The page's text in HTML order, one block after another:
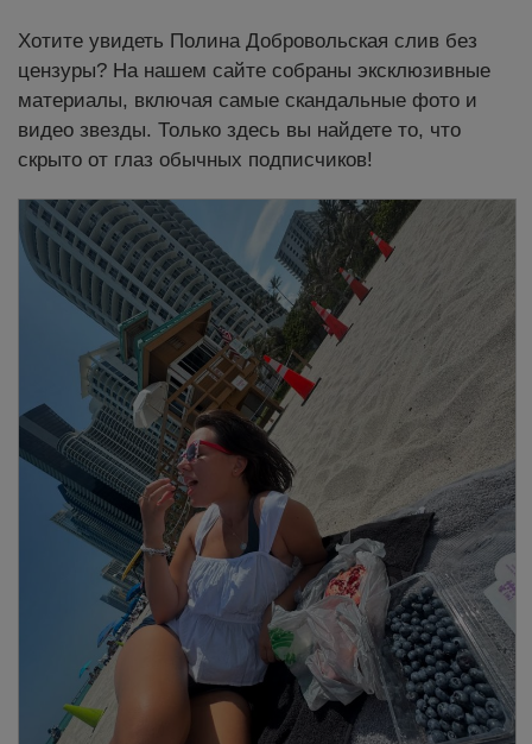
Хотите увидеть Полина Добровольская слив без
цензуры? На нашем сайте собраны эксклюзивные
материалы, включая самые скандальные фото и
видео звезды. Только здесь вы найдете то, что
скрыто от глаз обычных подписчиков!